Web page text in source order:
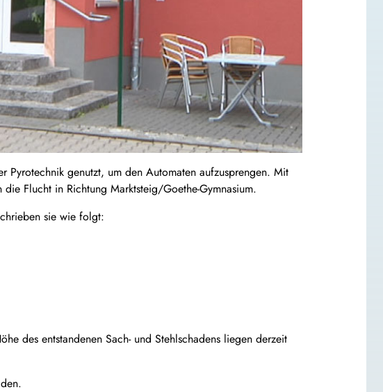
genutzt, um den Automaten aufzusprengen. Mit
Flucht in Richtung Marktsteig/Goethe-Gymnasium.
sie wie folgt:
des entstandenen Sach- und Stehlschadens liegen derzeit